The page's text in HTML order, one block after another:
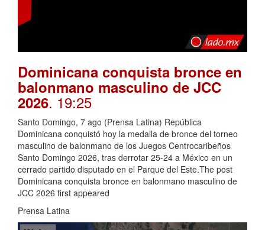
Dominicana conquista bronce en
balonmano masculino de JCC
2026. 19:25
Santo Domingo, 7 ago (Prensa Latina) República
Dominicana conquistó hoy la medalla de bronce del torneo
masculino de balonmano de los Juegos Centrocaribeños
Santo Domingo 2026, tras derrotar 25-24 a México en un
cerrado partido disputado en el Parque del Este.The post
Dominicana conquista bronce en balonmano masculino de
JCC 2026 first appeared
Prensa Latina